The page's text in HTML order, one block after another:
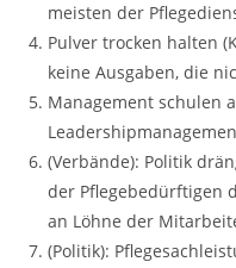
meisten der
Pulver trocken halten
keine Ausgaben, die
Management schulen
(Verbände): Politik
der Pflegebedürftigen
an Löhne der
(Politik):